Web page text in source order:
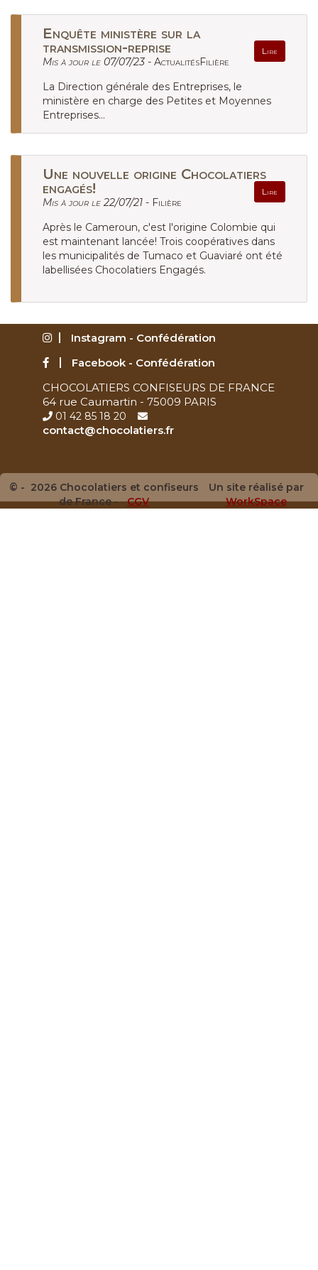
Enquête ministère sur la
transmission-reprise
Lire
Mis à jour le 07/07/23 - ActualitésFilière
La Direction générale des Entreprises, le
ministère en charge des Petites et Moyennes
Entreprises...
Une nouvelle origine Chocolatiers
engagés!
Lire
Mis à jour le 22/07/21 - Filière
Après le Cameroun, c'est l'origine Colombie qui
est maintenant lancée! Trois coopératives dans
les municipalités de Tumaco et Guaviaré ont été
labellisées Chocolatiers Engagés.
Instagram - Confédération
Facebook - Confédération
CHOCOLATIERS CONFISEURS DE FRANCE
64 rue Caumartin - 75009 PARIS
01 42 85 18 20
contact@chocolatiers.fr
© - 2026 Chocolatiers et confiseurs
de France -CGV
Un site réalisé par
WorkSpace